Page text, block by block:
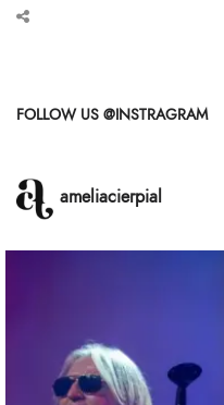
FOLLOW US @INSTRAGRAM
ameliacierpial